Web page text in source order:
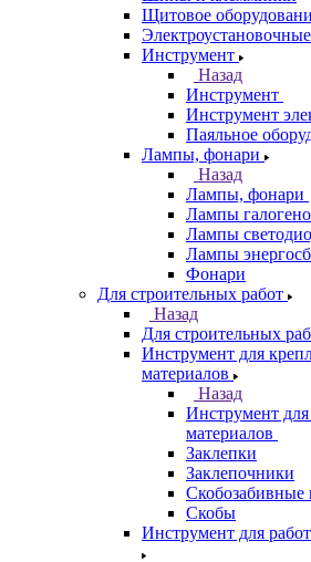
Щитовое
Инструмент
Назад
Инструмент
Инструмент
Паяльное
Лампы, фонари
Назад
Лампы, фонари
Лампы
Лампы
Лампы
Фонари
Для строительных работ
Назад
Для строительных
Инструмент для
материалов
Назад
Инструмент
материалов
Заклепки
Заклепочники
Скобозабивные
Скобы
Инструмент для